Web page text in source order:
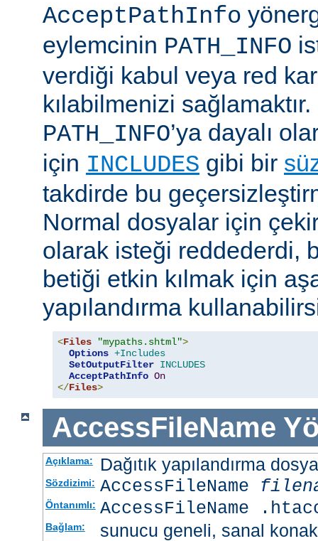
AcceptPathInfo
eylemcinin PATH_INFO
verdiği kabul veya red
kılabilmenizi
PATH_INFO’ya dayalı
için INCLUDES gibi bir
takdirde bu
Normal dosyalar için
olarak isteği reddederdi,
betiği etkin kılmak için
yapılandırma
<Files "mypaths.shtml">
Options +Includes
SetOutputFilter INCLUDES
AcceptPathInfo On
</Files>
AccessFileName
Açıklama: Dağıtık yapılandırma
Sözdizimi: AccessFileName
Öntanımlı: AccessFileName
Bağlam: sunucu geneli, sanal konak